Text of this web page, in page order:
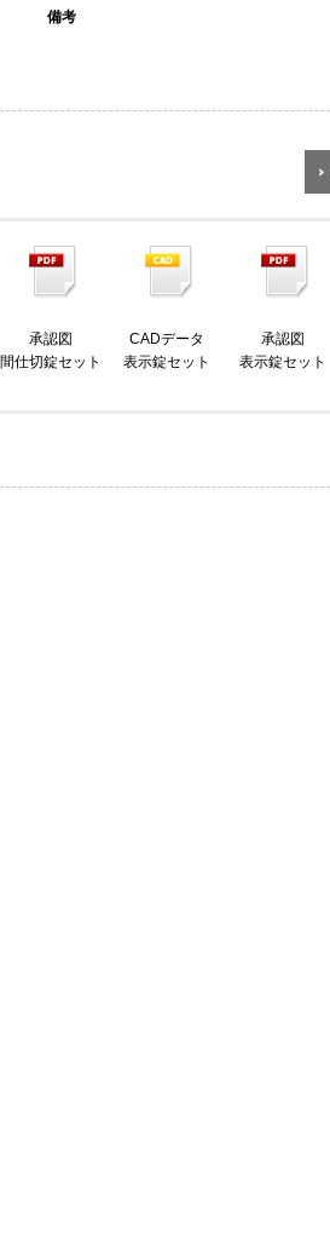
備考
承認図
間仕切錠セット
CADデータ
表示錠セット
承認図
表示錠セット